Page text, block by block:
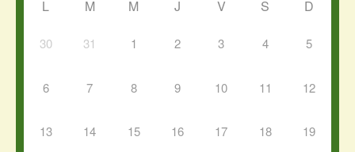
L M M J V S D
30 31 1 2 3 4 5
6 7 8 9 10 11 12
13 14 15 16 17 18 19